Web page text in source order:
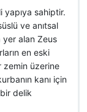
sahiptir.
ve anıtsal
yer alan Zeus
en eski
zemin üzerine
kanı için
delik